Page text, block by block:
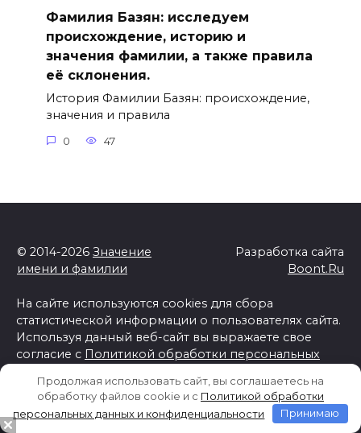
Фамилия Базян: исследуем
происхождение, историю и
значения фамилии, а также правила
её склонения.
История Фамилии Базян: происхождение,
значения и правила
0 47
© 2014-2026 Значение
имени и фамилии
Разработка сайта
Boont.Ru
На сайте используются cookies для сбора
статистической информации о пользователях сайта.
Используя данный веб-сайт вы выражаете свое
согласие с Политикой обработки персональных
Отказ от ответственности
Продолжая использовать сайт, вы соглашаетесь на
обработку файлов cookie и c Политикой обработки
персональных данных и конфиденциальности
Принимаю